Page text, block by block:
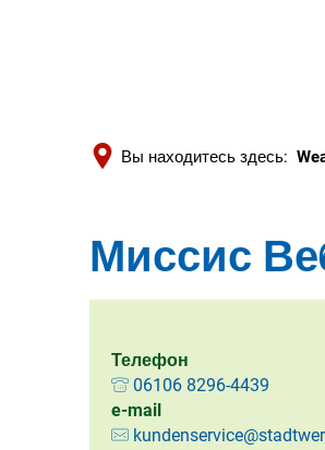
Вы находитесь здесь:
Миссис
Телефон
06106 8296-4439
e-mail